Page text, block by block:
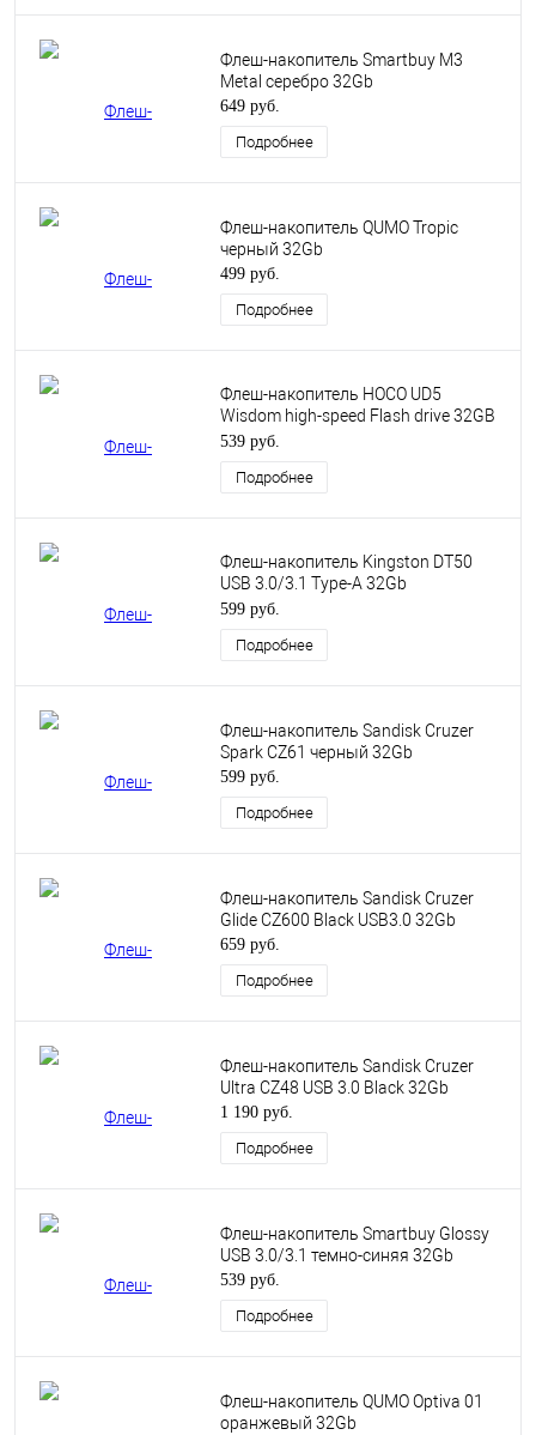
Флеш-накопитель Smartbuy M3
Metal серебро 32Gb
649 руб.
Подробнее
Флеш-накопитель QUMO Tropic
черный 32Gb
499 руб.
Подробнее
Флеш-накопитель HOCO UD5
Wisdom high-speed Flash drive 32GB
USB 3.0 silver
539 руб.
Подробнее
Флеш-накопитель Kingston DT50
USB 3.0/3.1 Type-A 32Gb
Metal/Purple
599 руб.
Подробнее
Флеш-накопитель Sandisk Cruzer
Spark CZ61 черный 32Gb
599 руб.
Подробнее
Флеш-накопитель Sandisk Cruzer
Glide CZ600 Black USB3.0 32Gb
659 руб.
Подробнее
Флеш-накопитель Sandisk Cruzer
Ultra CZ48 USB 3.0 Black 32Gb
1 190 руб.
Подробнее
Флеш-накопитель Smartbuy Glossy
USB 3.0/3.1 темно-синяя 32Gb
539 руб.
Подробнее
Флеш-накопитель QUMO Optiva 01
оранжевый 32Gb